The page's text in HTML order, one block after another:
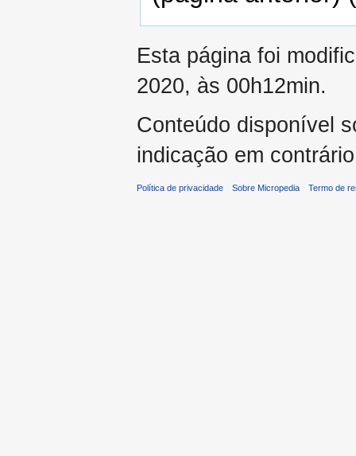
Esta página foi
2020, às 00h12min.
Conteúdo disponível
indicação em
Política de privacidade Sobre Micropedia Termo de